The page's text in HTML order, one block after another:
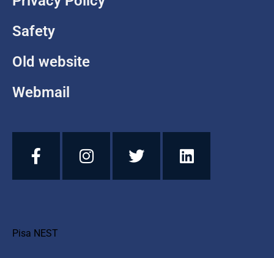
Safety
Old website
Webmail
Pisa NEST